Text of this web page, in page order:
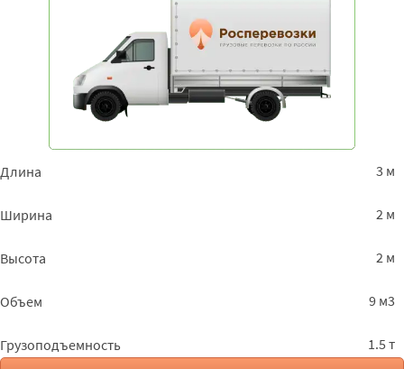
Длина 3 м
Ширина 2 м
Высота 2 м
Объем 9 м3
Грузоподъемность
1.5 т